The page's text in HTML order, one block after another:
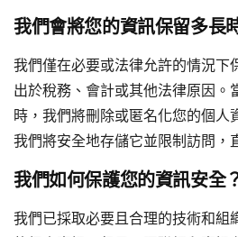
我們會將您的資訊保留多長
我們僅在必要或法律允許的情況下
出於稅務、會計或其他法律原因。
時，我們將刪除或匿名化您的個人
我們將安全地存儲它並限制訪問，
我們如何保護您的資訊安全
我們已採取必要且合理的技術和組